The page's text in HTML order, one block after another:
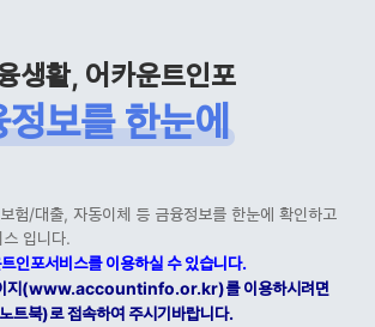
생활, 어카운트인포
보를 한눈에
험/대출, 자동이체 등 금융정보를 한눈에 확인하고
입니다.
인포서비스를 이용하실 수 있습니다.
이지(www.accountinfo.or.kr)를 이용하시려면
트북)로 접속하여 주시기바랍니다.